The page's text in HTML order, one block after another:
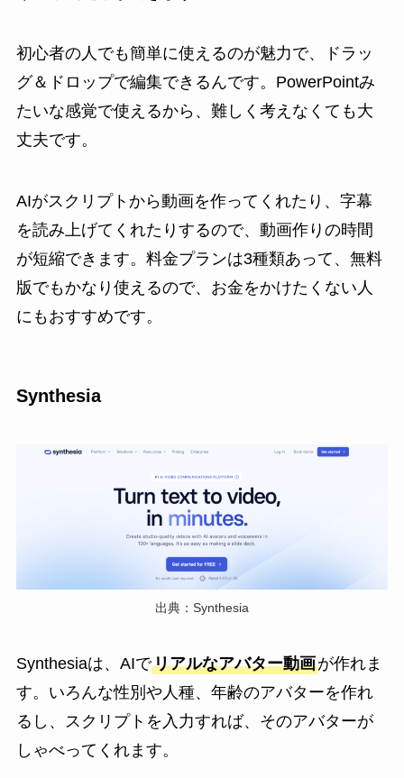
初心者の人でも簡単に使えるのが魅力で、ドラッ
グ＆ドロップで編集できるんです。PowerPointみ
たいな感覚で使えるから、難しく考えなくても大
丈夫です。
AIがスクリプトから動画を作ってくれたり、字幕
を読み上げてくれたりするので、動画作りの時間
が短縮できます。料金プランは3種類あって、無料
版でもかなり使えるので、お金をかけたくない人
にもおすすめです。
Synthesia
出典：Synthesia
Synthesiaは、AIでリアルなアバター動画が作れま
す。いろんな性別や人種、年齢のアバターを作れ
るし、スクリプトを入力すれば、そのアバターが
しゃべってくれます。